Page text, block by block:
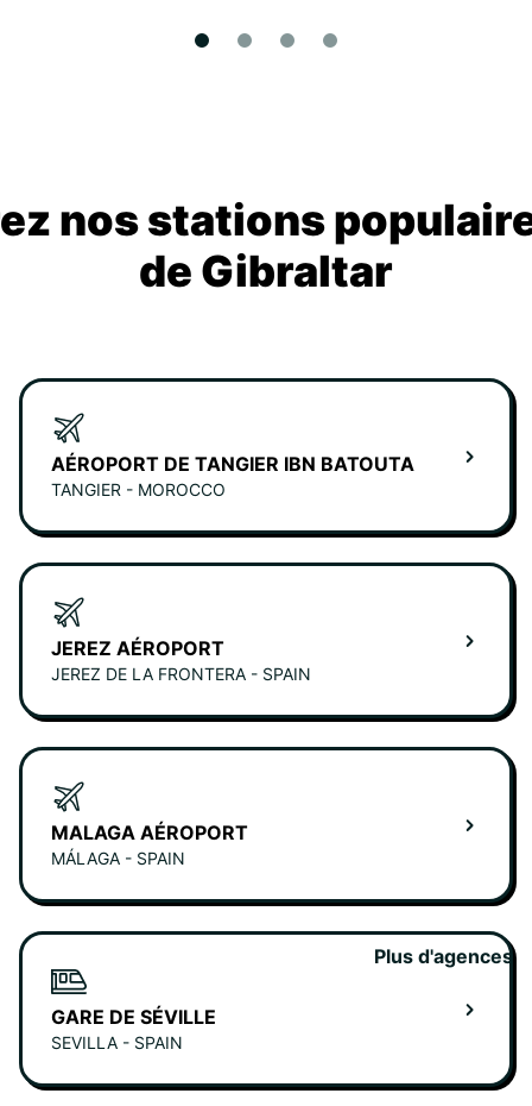
nos stations
de Gibraltar
AÉROPORT DE TANGIER IBN BATOUTA
TANGIER - MOROCCO
JEREZ AÉROPORT
JEREZ DE LA FRONTERA - SPAIN
MALAGA AÉROPORT
MÁLAGA - SPAIN
GARE DE SÉVILLE
SEVILLA - SPAIN
Plus d'agences